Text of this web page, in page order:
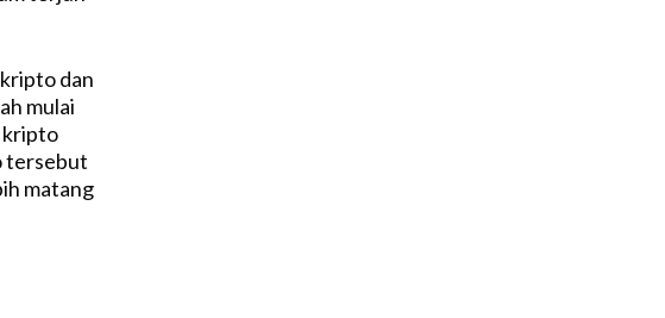
dan
mulai
kripto
tersebut
matang